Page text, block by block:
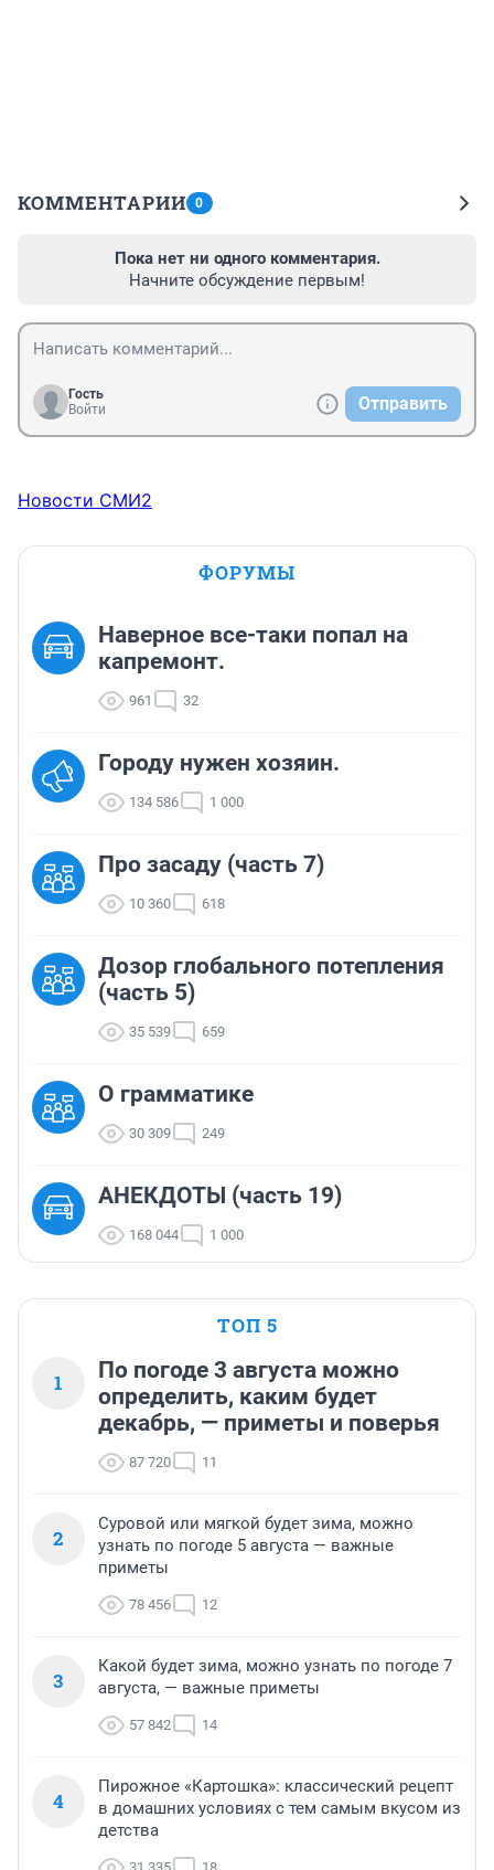
КОММЕНТАРИИ 0
Пока нет ни одного комментария.
Начните обсуждение первым!
Гость
Войти
Отправить
Новости СМИ2
ФОРУМЫ
Наверное все-таки попал на
капремонт.
961 32
Городу нужен хозяин.
134 586 1 000
Про засаду (часть 7)
10 360 618
Дозор глобального потепления
(часть 5)
35 539 659
О грамматике
30 309 249
АНЕКДОТЫ (часть 19)
168 044 1 000
ТОП 5
1
По погоде 3 августа можно
определить, каким будет
декабрь, — приметы и поверья
87 720 11
2
Суровой или мягкой будет зима, можно
узнать по погоде 5 августа — важные
приметы
78 456 12
3
Какой будет зима, можно узнать по погоде 7
августа, — важные приметы
57 842 14
4
Пирожное «Картошка»: классический рецепт
в домашних условиях с тем самым вкусом из
детства